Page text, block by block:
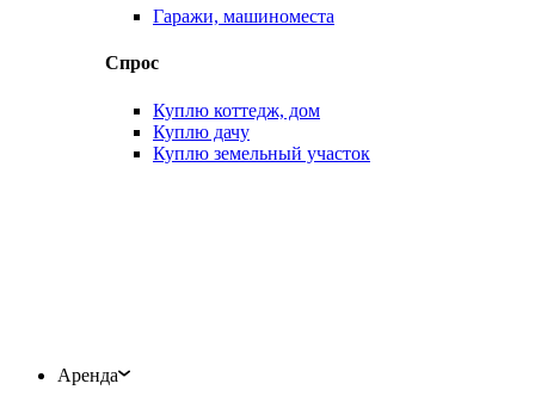
Гаражи, машиноместа
Спрос
Куплю коттедж, дом
Куплю дачу
Куплю земельный участок
Аренда